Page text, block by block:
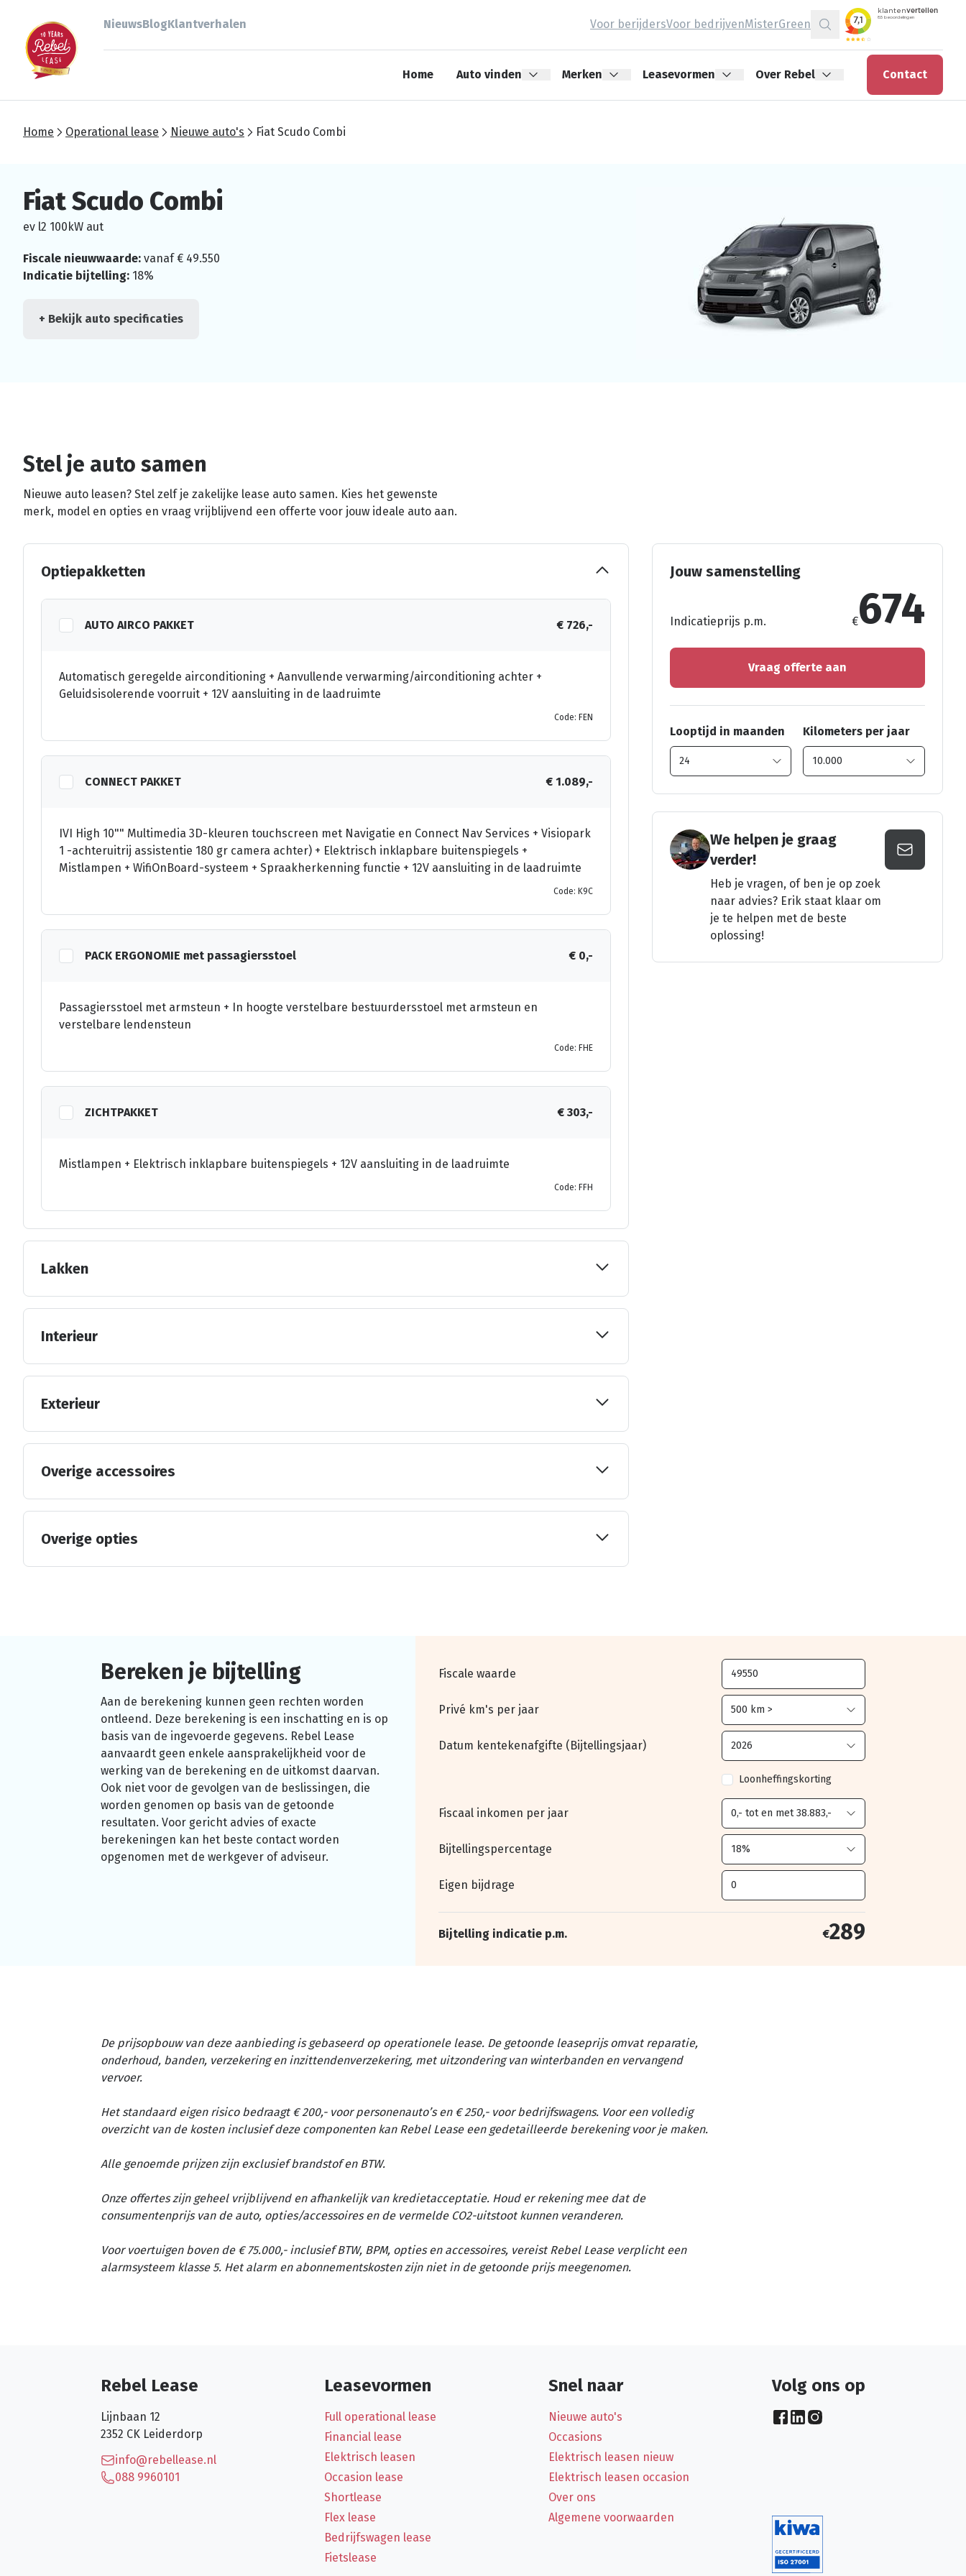
NieuwsBlogKlantverhalen Voor berijdersVoor bedrijvenMisterGreen
Zoeken
Home Auto vinden Merken Leasevormen Over Rebel Contact
Home Operational lease Nieuwe auto's Fiat Scudo Combi
Fiat Scudo Combi
ev l2 100kW aut
Fiscale nieuwwaarde: vanaf € 49.550
Indicatie bijtelling: 18%
+ Bekijk auto specificaties
Stel je auto samen
Nieuwe auto leasen? Stel zelf je zakelijke lease auto samen. Kies het gewenste
merk, model en opties en vraag vrijblijvend een offerte voor jouw ideale auto aan.
Optiepakketten
AUTO AIRCO PAKKET € 726,-
Automatisch geregelde airconditioning + Aanvullende verwarming/airconditioning achter +
Geluidsisolerende voorruit + 12V aansluiting in de laadruimte
Code: FEN
CONNECT PAKKET € 1.089,-
IVI High 10"" Multimedia 3D-kleuren touchscreen met Navigatie en Connect Nav Services + Visiopark
1 -achteruitrij assistentie 180 gr camera achter) + Elektrisch inklapbare buitenspiegels +
Mistlampen + WifiOnBoard-systeem + Spraakherkenning functie + 12V aansluiting in de laadruimte
Code: K9C
PACK ERGONOMIE met passagiersstoel € 0,-
Passagiersstoel met armsteun + In hoogte verstelbare bestuurdersstoel met armsteun en
verstelbare lendensteun
Code: FHE
ZICHTPAKKET € 303,-
Mistlampen + Elektrisch inklapbare buitenspiegels + 12V aansluiting in de laadruimte
Code: FFH
Lakken
Interieur
Exterieur
Overige accessoires
Overige opties
Jouw samenstelling
Indicatieprijs p.m. €674
Vraag offerte aan
Looptijd in maanden Kilometers per jaar
We helpen je graag
verder!
Heb je vragen, of ben je op zoek
naar advies? Erik staat klaar om
je te helpen met de beste
oplossing!
Bereken je bijtelling
Aan de berekening kunnen geen rechten worden
ontleend. Deze berekening is een inschatting en is op
basis van de ingevoerde gegevens. Rebel Lease
aanvaardt geen enkele aansprakelijkheid voor de
werking van de berekening en de uitkomst daarvan.
Ook niet voor de gevolgen van de beslissingen, die
worden genomen op basis van de getoonde
resultaten. Voor gericht advies of exacte
berekeningen kan het beste contact worden
opgenomen met de werkgever of adviseur.
Fiscale waarde
Privé km's per jaar
Datum kentekenafgifte (Bijtellingsjaar)
Loonheffingskorting
Fiscaal inkomen per jaar
Bijtellingspercentage
Eigen bijdrage
Bijtelling indicatie p.m. €289
De prijsopbouw van deze aanbieding is gebaseerd op operationele lease. De getoonde leaseprijs omvat reparatie,
onderhoud, banden, verzekering en inzittendenverzekering, met uitzondering van winterbanden en vervangend
vervoer.
Het standaard eigen risico bedraagt € 200,- voor personenauto’s en € 250,- voor bedrijfswagens. Voor een volledig
overzicht van de kosten inclusief deze componenten kan Rebel Lease een gedetailleerde berekening voor je maken.
Alle genoemde prijzen zijn exclusief brandstof en BTW.
Onze offertes zijn geheel vrijblijvend en afhankelijk van kredietacceptatie. Houd er rekening mee dat de
consumentenprijs van de auto, opties/accessoires en de vermelde CO2-uitstoot kunnen veranderen.
Voor voertuigen boven de € 75.000,- inclusief BTW, BPM, opties en accessoires, vereist Rebel Lease verplicht een
alarmsysteem klasse 5. Het alarm en abonnementskosten zijn niet in de getoonde prijs meegenomen.
Rebel Lease
Lijnbaan 12
2352 CK Leiderdorp
info@rebellease.nl
088 9960101
Leasevormen
Full operational lease
Financial lease
Elektrisch leasen
Occasion lease
Shortlease
Flex lease
Bedrijfswagen lease
Fietslease
Snel naar
Nieuwe auto's
Occasions
Elektrisch leasen nieuw
Elektrisch leasen occasion
Over ons
Algemene voorwaarden
Volg ons op